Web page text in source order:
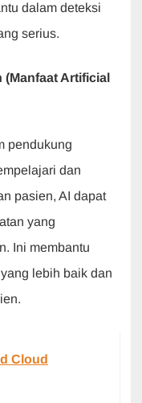
dalam deteksi
serius.
Artificial
pendukung
dan
pasien, AI dapat
yang
Ini membantu
lebih baik dan
Cloud